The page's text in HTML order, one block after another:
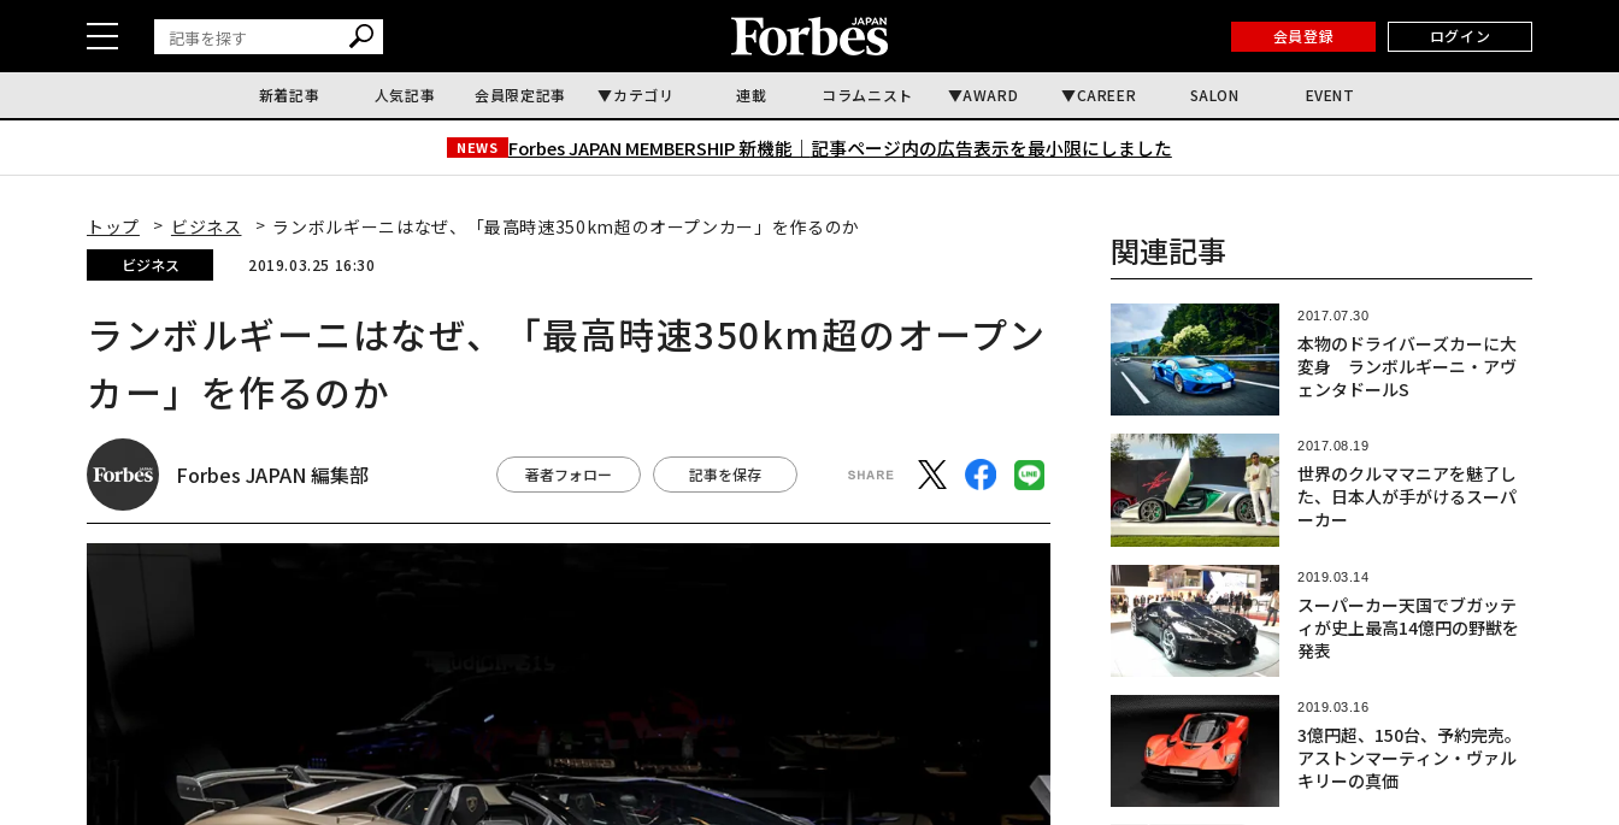
会員登録 ログイン
新着記事 人気記事 会員限定記事 カテゴリ 連載 コラムニスト AWARD CAREER SALON EVENT
NEWS Forbes JAPAN MEMBERSHIP 新機能｜ 記事ページ内の広告表示を最小限にしました
トップ ビジネス ランボルギーニはなぜ、「最高時速350km超のオープンカー」を作るのか
ビジネス 2019.03.25 16:30
ランボルギーニはなぜ、「最高時速350km超のオープン
カー」を作るのか
Forbes JAPAN 編集部 著者フォロー 記事を保存
関連記事
2017.07.30
本物のドライバーズカーに大
変身 ランボルギーニ・アヴ
ェンタドールS
2017.08.19
世界のクルママニアを魅了し
た、日本人が手がけるスーパ
ーカー
2019.03.14
スーパーカー天国でブガッテ
ィが史上最高14億円の野獣を
発表
2019.03.16
3億円超、150台、予約完売。
アストンマーティン・ヴァル
キリーの真価